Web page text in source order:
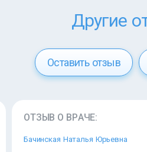
Другие
Оставить отзыв
ОТЗЫВ О ВРАЧЕ:
Бачинская Наталья Юрьевна